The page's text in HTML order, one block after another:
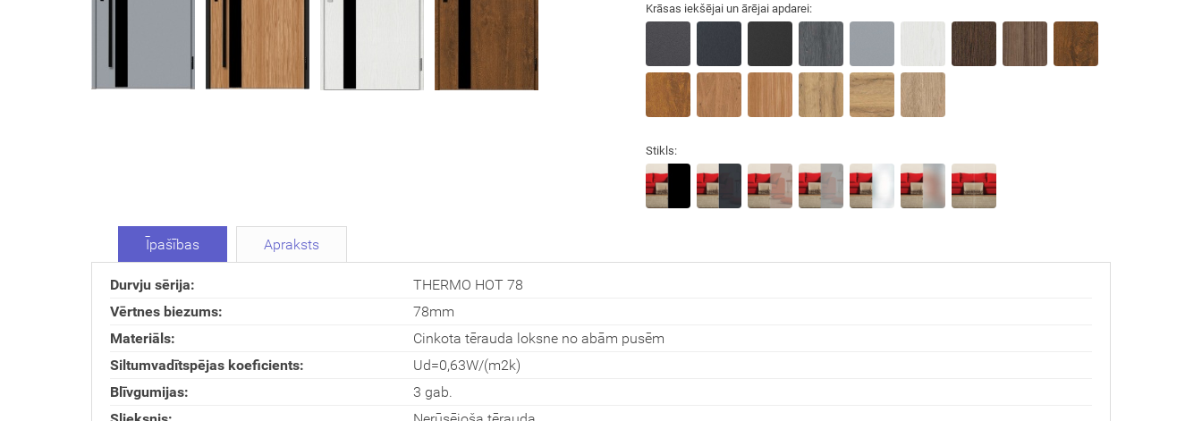
Krāsas iekšējai un ārējai apdarei:
Stikls:
Īpašības Apraksts
Durvju sērija:
THERMO HOT 78
Vērtnes biezums:
78mm
Materiāls:
Cinkota tērauda loksne no abām pusēm
Siltumvadītspējas koeficients:
Ud=0,63W/(m2k)
Blīvgumijas:
3 gab.
durvis
dzīvoklim
Aizvērt!